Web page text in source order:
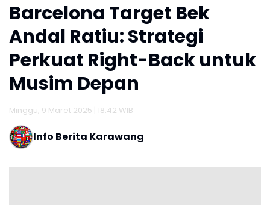
Barcelona Target Bek
Andal Ratiu: Strategi
Perkuat Right-Back untuk
Musim Depan
Minggu, 9 Maret 2025 | 18:42 WIB
Info Berita Karawang